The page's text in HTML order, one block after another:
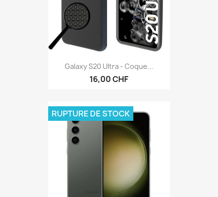
Galaxy S20 Ultra - Coque...
16,00 CHF
RUPTURE DE STOCK